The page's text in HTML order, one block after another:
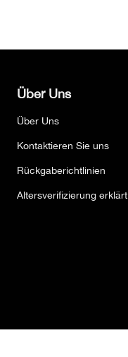
Über Uns
Über Uns
Kontaktieren Sie uns
Rückgaberichtlinien
Altersverifizierung erklärt